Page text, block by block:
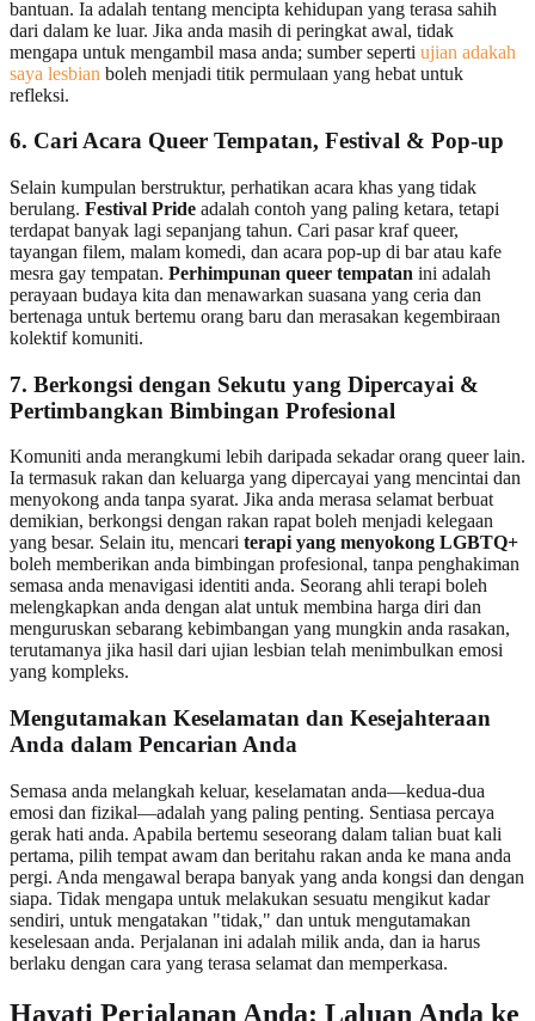
bantuan. Ia adalah tentang mencipta kehidupan yang terasa sahih
dari dalam ke luar. Jika anda masih di peringkat awal, tidak
mengapa untuk mengambil masa anda; sumber seperti ujian adakah
saya lesbian boleh menjadi titik permulaan yang hebat untuk
refleksi.
6. Cari Acara Queer Tempatan, Festival & Pop-up
Selain kumpulan berstruktur, perhatikan acara khas yang tidak
berulang. Festival Pride adalah contoh yang paling ketara, tetapi
terdapat banyak lagi sepanjang tahun. Cari pasar kraf queer,
tayangan filem, malam komedi, dan acara pop-up di bar atau kafe
mesra gay tempatan. Perhimpunan queer tempatan ini adalah
perayaan budaya kita dan menawarkan suasana yang ceria dan
bertenaga untuk bertemu orang baru dan merasakan kegembiraan
kolektif komuniti.
7. Berkongsi dengan Sekutu yang Dipercayai &
Pertimbangkan Bimbingan Profesional
Komuniti anda merangkumi lebih daripada sekadar orang queer lain.
Ia termasuk rakan dan keluarga yang dipercayai yang mencintai dan
menyokong anda tanpa syarat. Jika anda merasa selamat berbuat
demikian, berkongsi dengan rakan rapat boleh menjadi kelegaan
yang besar. Selain itu, mencari terapi yang menyokong LGBTQ+
boleh memberikan anda bimbingan profesional, tanpa penghakiman
semasa anda menavigasi identiti anda. Seorang ahli terapi boleh
melengkapkan anda dengan alat untuk membina harga diri dan
menguruskan sebarang kebimbangan yang mungkin anda rasakan,
terutamanya jika hasil dari ujian lesbian telah menimbulkan emosi
yang kompleks.
Mengutamakan Keselamatan dan Kesejahteraan
Anda dalam Pencarian Anda
Semasa anda melangkah keluar, keselamatan anda—kedua-dua
emosi dan fizikal—adalah yang paling penting. Sentiasa percaya
gerak hati anda. Apabila bertemu seseorang dalam talian buat kali
pertama, pilih tempat awam dan beritahu rakan anda ke mana anda
pergi. Anda mengawal berapa banyak yang anda kongsi dan dengan
siapa. Tidak mengapa untuk melakukan sesuatu mengikut kadar
sendiri, untuk mengatakan "tidak," dan untuk mengutamakan
keselesaan anda. Perjalanan ini adalah milik anda, dan ia harus
berlaku dengan cara yang terasa selamat dan memperkasa.
Hayati Perjalanan Anda: Laluan Anda ke